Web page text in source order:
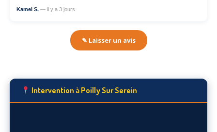
Kamel S. — il y a 3 jours
✎ Laisser un avis
Intervention à Poilly Sur Serein